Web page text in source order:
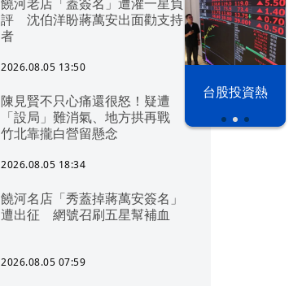
之下
台股投資熱
評 沈伯洋盼蔣萬安出面勸支持
者
2026.08.05 13:50
陳見賢不只心痛還很怒！疑遭
「設局」難消氣、地方拱再戰
竹北靠攏白營留懸念
2026.08.05 18:34
饒河名店「秀蓋掉蔣萬安簽名」
遭出征 網號召刷五星幫補血
2026.08.05 07:59